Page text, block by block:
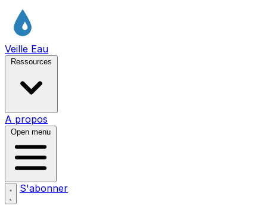
Veille Eau
Ressources
A propos
Open menu
S'abonner